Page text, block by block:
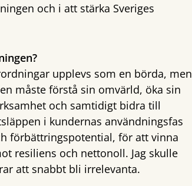
och i att stärka Sveriges
upplevs som en börda, men
måste förstå sin omvärld, öka sin
och samtidigt bidra till
i kundernas användningsfas
förbättringspotential, för att vinna
resiliens och nettonoll. Jag skulle
att snabbt bli irrelevanta.